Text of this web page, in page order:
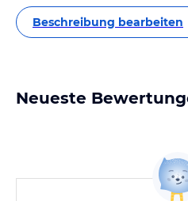
Beschreibung bearbeiten
Neueste